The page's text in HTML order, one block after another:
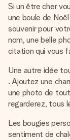
Si un être cher
une boule de
souvenir pour
nom, une belle
citation qui vous
Une autre idée
. Ajoutez une
une photo de
regarderez, tous
Les bougies
sentiment de